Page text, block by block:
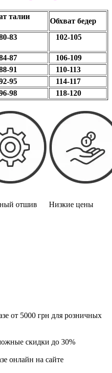
талии
Обхват бедер
83 102-105
87
106-109
91
110-113
95
114-117
98 118-120
отшив Низкие цены
от 5000 грн для розничных
скидки до 30%
онлайн на сайте